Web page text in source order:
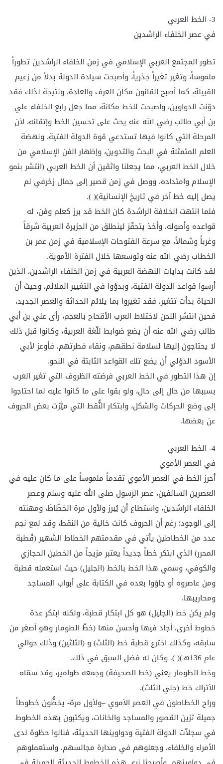
3- الخط العربي
في عصر الخلفاء الراشدين
تطور المجتمع العربي الإسلامي في زمن الخلفاء الراشدين تطوراً
ملموساً، وتغير تغيراً جذرياً، وأصبحت سيادة الدولة بدلاً من زعيم
القبيلة، كما أصبح القانون مكان العرف والعادة، ونتيجة لذلك فقد
دوّنت الدواوين، وأصبحت للخط مكانة، مما جعل رابع الخلفاء علي
بن أبي طالب رضي الله عنه يحث على تحسين الخط وإتقانه، لأن
المرحلة التي كانوا فيها تستدعي قوة الدولة الفتية، ونهضة
العلم المتمثلة في البحث والتدوين، وإظهار الفن الإسلامي من
خلال الخط العربي، مما يجعلنا واثقين أن الخط العربي (انتشر بنمو
الإسلام وامتداده، ووصل في زمن قصير إلى جمال زخرفي لم
يصل إليه خط آخر في تاريخ الإنسانية)( ).
فلما انتهت الخلافة الراشدة كان الخط قد برز كعلم وفن، له
قواعده وأصوله، وأخذ يتحفّز لينطلق من الجزيرة العربية شرقاً
وغرباً وشمالاً، مع سرعة الفتوحات الإسلامية في زمن عمر بن
الخطاب رضي الله عنه وتوسعها خلال الفترة الأموية.
لقد كانت بدايات النهضة العربية في زمن الخلفاء الراشدين، الذين
أرسوا قواعد الدولة الفتية، وبدؤوا في التغيير الملائم، وحيث أن
الحياة بدأت تتغير، فقد تغيروا بما يلائم الحداثة والعصر الجديد،
فحين انتشر اللحن لاختلاط العرب الأقحاح بالعجم، رأى علي بن أبي
طالب رضي الله عنه أن يضع ضوابط للّغة العربية، وكانوا قبل ذلك
لا يحتاجون إليها لسلامة نطقهم، ونقاء فطرتهم، فأوعز لأبي
الأسود الدؤلي أن يضع تلك القواعد الثابتة في النحو.
إن هذا التطور في الخط العربي فرضته الظروف التي تغير العرب
بسببها من حال إلى حال، ولو بقوا على ما كانوا عليه لما احتاجوا
إلى وضع الحركات والشكل، وابتكار النُّقط التي ميَّزت بعض الحروف
عن بعضها.
4- الخط العربي
في العصر الأموي
أحرز الخط في العصر الأموي تقدماً ملموساً على ما كان عليه في
العصرين السالفين، عصر الرسول صلى الله عليه وسلم وعصر
الخلفاء الراشدين، واستطاع أن يُبرز ولأول مرة الخطّاطَ، ومهنته
إلى الوجود؛ رغم أن الحروف كانت خالية من النقط، وقد لمع نجم
عدد من الخطاطين يأتي في مقدمتهم الخطاط الشهير (قُطبة
المحرر) الذي ابتكر خطاً جديداً يعتبر مزيجاً من الخطين الحجازي
والكوفي، وسمي هذا الخط بالخط (الجليل) حيث استعمله قطبة
ومن عاصروه أو جاؤوا بعده في الكتابة على أبواب المساجد
ومحاريبها.
ولم يكن خط (الجليل) هو كل ابتكار قطبة، ولكنه ابتكر عدة
خطوط أخرى، أجاد فيها وأحسن منها (خطّ الطومار وهو أصغر من
سابقه، وكذلك اخترع قطبة خط (الثلث) و (الثلثين) وذلك حوالي
عام 136هـ)( ). وكان له فضل السبق في ذلك.
وخط الطومار يعني (خط الصحيفة) وجمعه طوامير، وقد سمّاه
الأتراك خط (جلي الثلث).
وراح الخطاطون في العصر الأموي –ولأول مرة- يخطُّون خطوطاً
جميلة تزين القصور والمساجد والخانات، ويكتبون بهذه الخطوط
في سجلاّت الدولة الفتية ودواوينها الحديثة، فنالوا حظوة لدى
الأمراء والخلفاء، وجعلوهم في صدارة مجالسهم، واستعملوهم